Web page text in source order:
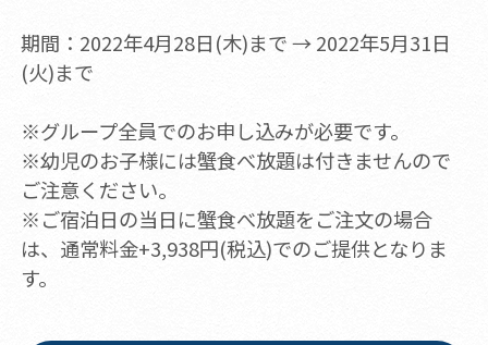
期間：2022年4月28日(木)まで → 2022年5月31日
(火)まで
※グループ全員でのお申し込みが必要です。
※幼児のお子様には蟹食べ放題は付きませんので
ご注意ください。
※ご宿泊日の当日に蟹食べ放題をご注文の場合
は、通常料金+3,938円(税込)でのご提供となりま
す。